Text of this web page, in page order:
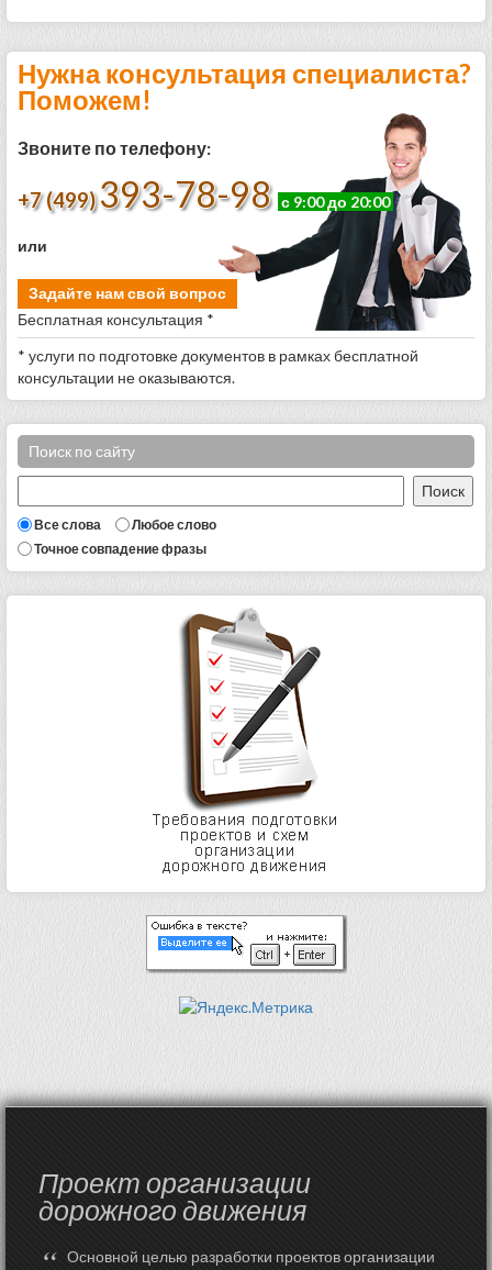
Нужна консультация специалиста?
Поможем!
Звоните по телефону:
+7 (499) 393-78-98 с 9:00 до 20:00
или
Задайте нам свой вопрос
Бесплатная консультация *
* услуги по подготовке документов в рамках бесплатной
консультации не оказываются.
Поиск по сайту
Все слова
Любое слово
Точное совпадение фразы
Проект организации
дорожного движения
Основной целью разработки проектов организации